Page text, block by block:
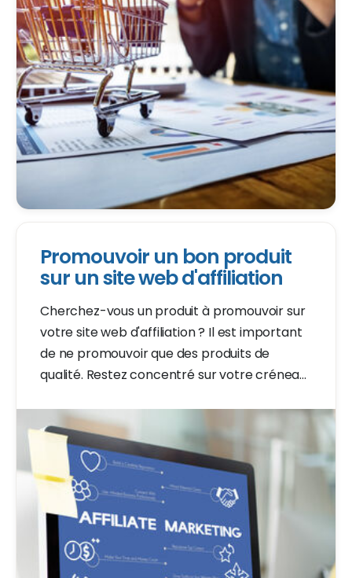
Promouvoir un bon produit
sur un site web d'affiliation
Cherchez-vous un produit à promouvoir sur
votre site web d'affiliation ? Il est important
de ne promouvoir que des produits de
qualité. Restez concentré sur votre créneau.